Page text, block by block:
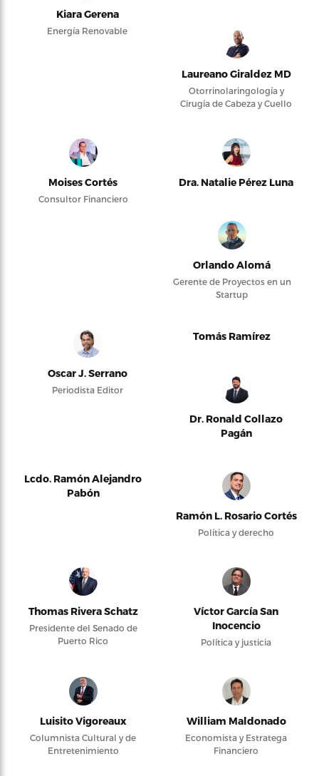
Kiara Gerena
Energía Renovable
Laureano Giraldez MD
Otorrinolaringología y
Cirugía de Cabeza y Cuello
Moises Cortés
Consultor Financiero
Dra. Natalie Pérez Luna
Orlando Alomá
Gerente de Proyectos en un
Startup
Oscar J. Serrano
Periodista Editor
Tomás Ramírez
Dr. Ronald Collazo
Pagán
Lcdo. Ramón Alejandro
Pabón
Ramón L. Rosario Cortés
Política y derecho
Thomas Rivera Schatz
Presidente del Senado de
Puerto Rico
Víctor García San
Inocencio
Política y justicia
Luisito Vigoreaux
Columnista Cultural y de
Entretenimiento
William Maldonado
Economista y Estratega
Financiero